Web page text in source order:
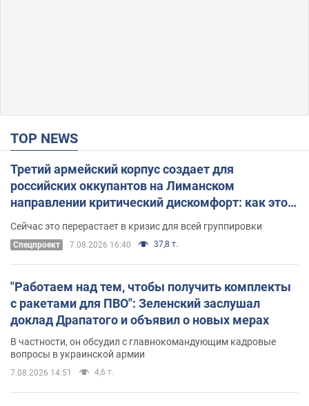
TOP NEWS
Третий армейский корпус создает для
российских оккупантов на Лиманском
направлении критический дискомфорт: как это
удалось
Сейчас это перерастает в кризис для всей группировки
Спецпроект 7.08.2026 16:40 37,8 т.
"Работаем над тем, чтобы получить комплекты
с ракетами для ПВО": Зеленский заслушал
доклад Драпатого и объявил о новых мерах
В частности, он обсудил с главнокомандующим кадровые
вопросы в украинской армии
7.08.2026 14:51 4,6 т.